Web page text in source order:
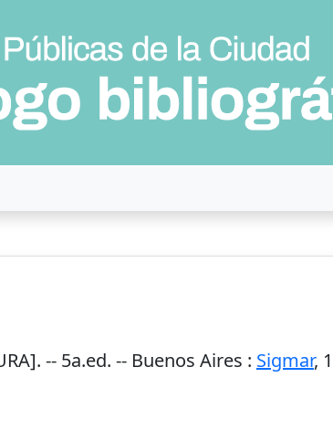
-- 5a.ed. -- Buenos Aires : Sigmar,